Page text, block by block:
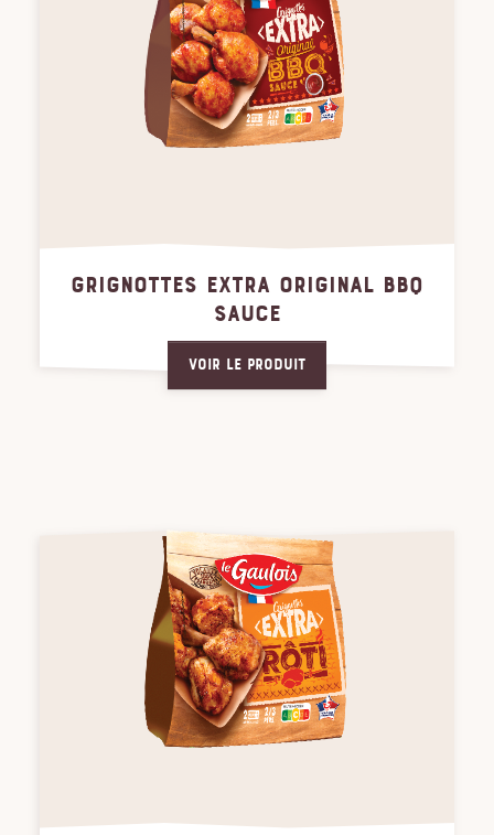
GRIGNOTTES EXTRA ORIGINAL BBQ
SAUCE
Voir le produit